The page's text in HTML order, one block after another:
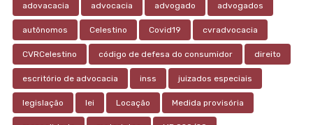
adovacacia advocacia advogado advogados
autônomos Celestino Covid19 cvradvocacia
CVRCelestino código de defesa do consumidor direito
escritório de advocacia inss juizados especiais
legislação lei Locação Medida provisória